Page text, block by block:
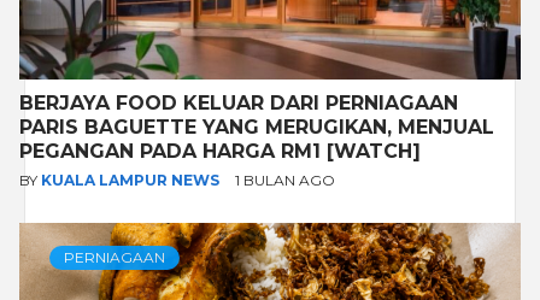
BERJAYA FOOD KELUAR DARI PERNIAGAAN
PARIS BAGUETTE YANG MERUGIKAN, MENJUAL
PEGANGAN PADA HARGA RM1 [WATCH]
BY KUALA LAMPUR NEWS 1 BULAN AGO
PERNIAGAAN